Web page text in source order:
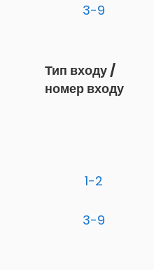
3-9
Тип входу /
номер входу
1-2
3-9